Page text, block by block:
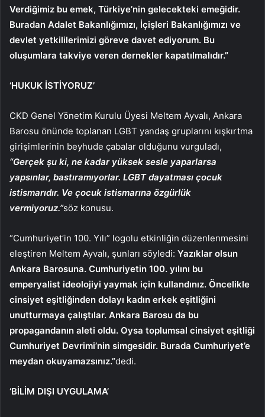
Verdiğimiz bu emek, Türkiye’nin gelecekteki emeğidir.
Buradan Adalet Bakanlığımızı, İçişleri Bakanlığımızı ve
devlet yetkililerimizi göreve davet ediyorum. Bu
oluşumlara takviye veren dernekler kapatılmalıdır.”
‘HUKUK İSTİYORUZ’
CKD Genel Yönetim Kurulu Üyesi Meltem Ayvalı, Ankara
Barosu önünde toplanan LGBT yandaş gruplarını kışkırtma
girişimlerinin beyhude çabalar olduğunu vurguladı,
“Gerçek şu ki, ne kadar yüksek sesle yaparlarsa
yapsınlar, bastıramıyorlar. LGBT dayatması çocuk
istismarıdır. Ve çocuk istismarına özgürlük
vermiyoruz.”söz konusu.
“Cumhuriyet’in 100. Yılı” logolu etkinliğin düzenlenmesini
eleştiren Meltem Ayvalı, şunları söyledi: Yazıklar olsun
Ankara Barosuna. Cumhuriyetin 100. yılını bu
emperyalist ideolojiyi yaymak için kullandınız. Öncelikle
cinsiyet eşitliğinden dolayı kadın erkek eşitliğini
unutturmaya çalıştılar. Ankara Barosu da bu
propagandanın aleti oldu. Oysa toplumsal cinsiyet eşitliği
Cumhuriyet Devrimi’nin simgesidir. Burada Cumhuriyet’e
meydan okuyamazsınız.”dedi.
‘BİLİM DIŞI UYGULAMA’